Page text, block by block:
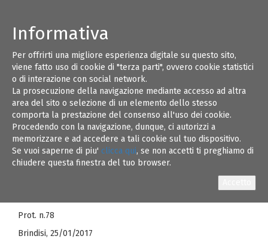
Informativa
Per offrirti una migliore esperienza digitale su questo sito,
viene fatto uso di cookie di "terza parti", ovvero cookie statistici
o di interazione con social network.
La prosecuzione della navigazione mediante accesso ad altra
area del sito o selezione di un elemento dello stesso
comporta la prestazione del consenso all'uso dei cookie.
Procedendo con la navigazione, dunque, ci autorizzi a
memorizzare e ad accedere a tali cookie sul tuo dispositivo.
Se vuoi saperne di piu' clicca qui, se non accetti ti preghiamo di
chiudere questa finestra del tuo browser.
25
GEN 17
Pagamento quota
associativa anno 2017
ORDINE DEGLI INGEGNERI DELLA PROVINCIA DI BRINDISI
Via F. Consiglio n. 56/B – 72100 Brindisi – C.F. 80002630749
e-mail oringbrindisi@tiscali.it– pec
Prot. n.78
Brindisi, 25/01/2017